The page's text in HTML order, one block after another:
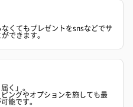
くてもプレゼントをsnsなどでサ
できます。
く」。
ングやオプションを施しても最
能です。